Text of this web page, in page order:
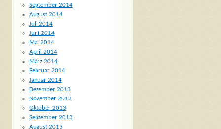
September 2014
August 2014
Juli 2014
Juni 2014
Mai 2014
April 2014
März 2014
Februar 2014
Januar 2014
Dezember 2013
November 2013
Oktober 2013
September 2013
August 2013